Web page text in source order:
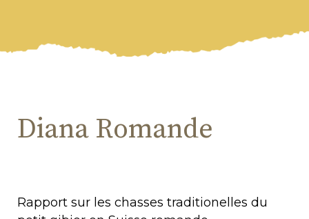
Diana Romande
Rapport sur les chasses traditionelles du